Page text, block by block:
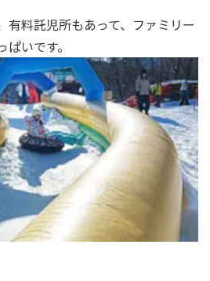
有料託児所もあって、ファミリー
いです。